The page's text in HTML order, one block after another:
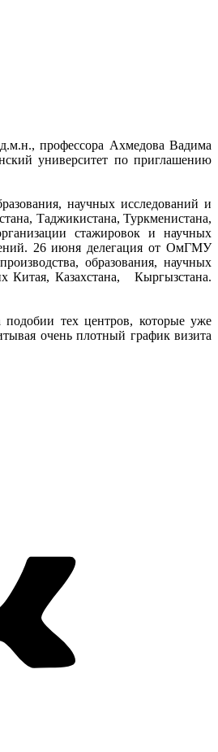
профессора Ахмедова Вадима
университет по приглашению
научных исследований и
Таджикистана, Туркменистана,
стажировок и научных
26 июня делегация от ОмГМУ
образования, научных
Китая, Казахстана, Кыргызстана.
тех центров, которые уже
очень плотный график визита